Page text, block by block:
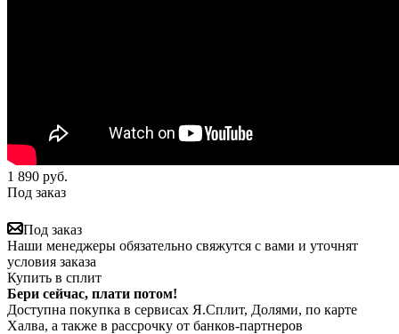
1 890 руб.
Под заказ
Под заказ
Наши менеджеры обязательно свяжутся с вами и уточнят
условия заказа
Купить в сплит
Бери сейчас, плати потом!
Доступна покупка в сервисах Я.Сплит, Долями, по карте
Халва, а также в рассрочку от банков-партнеров